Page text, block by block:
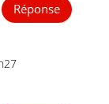
Réponse